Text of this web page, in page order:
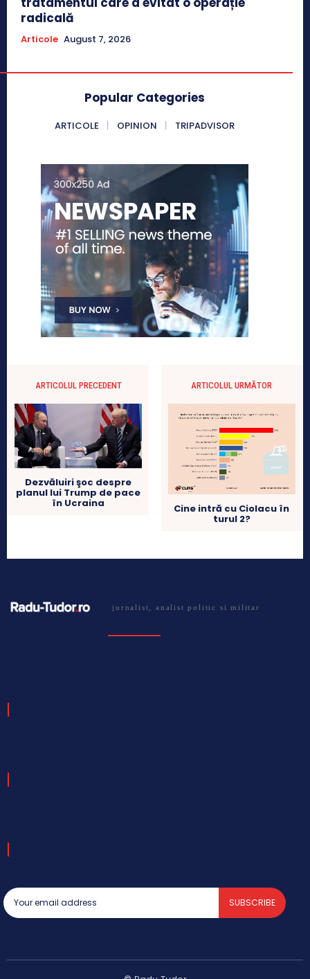
radicală
Articole August 7, 2026
Popular Categories
ARTICOLE OPINION TRIPADVISOR
ARTICOLUL PRECEDENT
Dezvăluiri şoc despre
planul lui Trump de pace
în Ucraina
ARTICOLUL URMĂTOR
Cine intră cu Ciolacu în
turul 2?
jurnalist, analist politic si militar
SUBSCRIBE